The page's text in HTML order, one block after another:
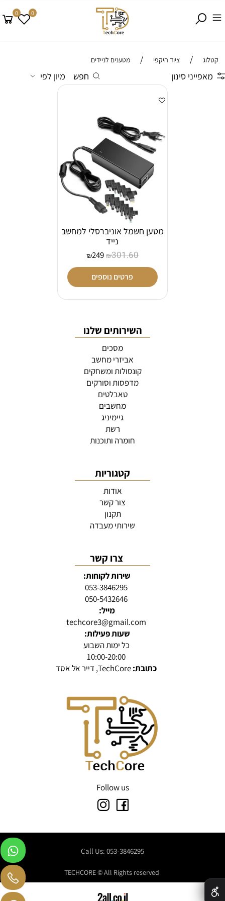
0 0
קטלוג / ציוד היקפי / מטענים לניידים
מאפייני סינון חפש מיון לפי
מטען חשמל אוניברסלי למחשב
נייד
₪301.60
₪249
פרטים נוספים
השירותים שלנו
מסכים
אביזרי מחשב
קונסולות ומשחקים
מדפסות וסורקים
טאבלטים
מחשבים
גיימיניג
רשת
חומרה ותוכנות
קטגוריות
אודות
צור קשר
תקנון
שירותי מעבדה
צרו קשר
שירות לקוחות:
053-3846295
050-5432646
מייל:
techcore3@gmail.com
שעות פעילות:
כל ימות השבוע
10:00-20:00
כתובת:TechCore, דייר אל אסד
Follow us
Call Us: 053-3846295